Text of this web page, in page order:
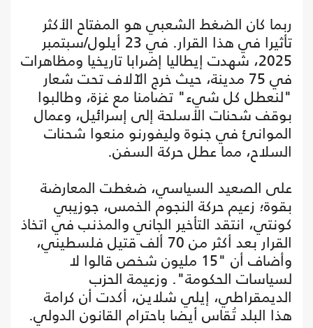
ربما كان الضغط الشعبي هو المفتاح الأكثر
تأثيرا في هذا القرار. في 23 أيلول/سبتمبر
2025، شهدت إيطاليا إضرابا تاريخيا ومظاهرات
في 75 مدينة، حيث خرج الآلاف تحت شعار
"لنعطل كل شيء" تضامنا مع غزة، وطالبوا
بوقف شحنات الأسلحة إلى إسرائيل، وعمال
الموانئ في جنوة وليفورنو منعوا شحنات
السلاح، مما عطل حركة السفن.
على الصعيد السياسي، ضغطت المعارضة
بقوة؛ زعيم حركة النجوم الخمس، جوزيبي
كونتي، انتقد التأخير الجاني والمذنب في اتخاذ
القرار بعد أكثر من 70 ألف قتيل فلسطيني،
وأضاف أن "15 مليون شخص قالوا لا
لسياسات الحكومة". وزعيمة الحزب
الديمقراطي، إيلي شلاين، أكدت أن كرامة
هذا البلد تُقاس أيضا باحترام القانون الدولي.